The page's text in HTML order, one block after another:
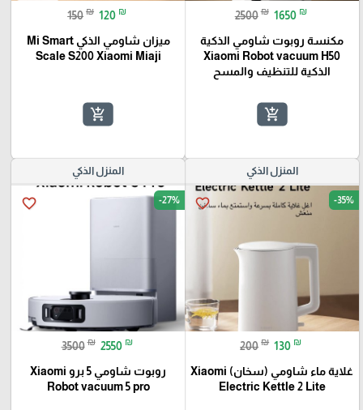
2500 ₪ 1650 ₪
مكنسة روبوت شاومي الذكية
Xiaomi Robot vacuum H50
الذكية للتنظيف والمسح
add_shopping_cart
150 ₪ 120 ₪
ميزان شاومي الذكي Mi Smart
Scale S200 Xiaomi Miaji
add_shopping_cart
المنزل الذكي
favorite_border -35%
200 ₪ 130 ₪
غلاية ماء شاومي (سخان) Xiaomi
Electric Kettle 2 Lite
المنزل الذكي
favorite_border -27%
3500 ₪ 2550 ₪
روبوت شاومي 5 برو Xiaomi
Robot vacuum 5 pro